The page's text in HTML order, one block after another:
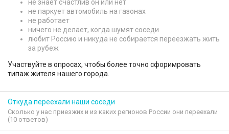
не знает счастлив он или нет
не паркует автомобиль на газонах
не работает
ничего не делает, когда шумят соседи
любит Россию и никуда не собирается переезжать жить
за рубеж
Участвуйте в опросах, чтобы более точно сфоримровать
типаж жителя нашего города.
Откуда переехали наши соседи
Сколько у нас приезжих и из каких регионов России они переехали
(10 ответов)